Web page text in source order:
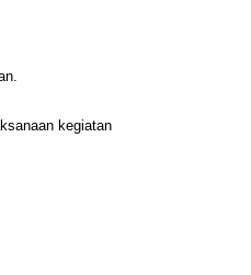
kegiatan